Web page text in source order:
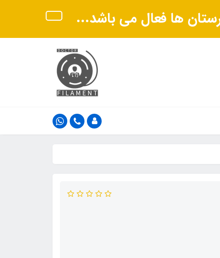
ها فعال می باشد...